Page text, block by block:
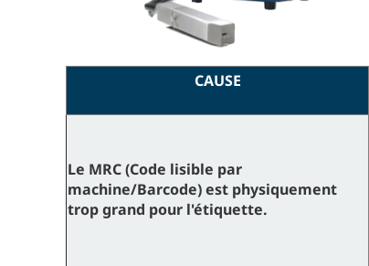
CAUSE
Le MRC (Code lisible par
machine/Barcode) est physiquement
trop grand pour l'étiquette.